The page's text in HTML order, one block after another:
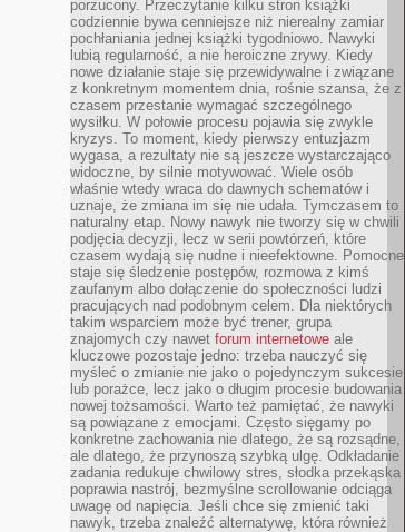
porzucony. Przeczytanie kilku stron książki
codziennie bywa cenniejsze niż nierealny zamiar
pochłaniania jednej książki tygodniowo. Nawyki
lubią regularność, a nie heroiczne zrywy. Kiedy
nowe działanie staje się przewidywalne i związane
z konkretnym momentem dnia, rośnie szansa, że z
czasem przestanie wymagać szczególnego
wysiłku. W połowie procesu pojawia się zwykle
kryzys. To moment, kiedy pierwszy entuzjazm
wygasa, a rezultaty nie są jeszcze wystarczająco
widoczne, by silnie motywować. Wiele osób
właśnie wtedy wraca do dawnych schematów i
uznaje, że zmiana im się nie udała. Tymczasem to
naturalny etap. Nowy nawyk nie tworzy się w chwili
podjęcia decyzji, lecz w serii powtórzeń, które
czasem wydają się nudne i nieefektowne. Pomocne
staje się śledzenie postępów, rozmowa z kimś
zaufanym albo dołączenie do społeczności ludzi
pracujących nad podobnym celem. Dla niektórych
takim wsparciem może być trener, grupa
znajomych czy nawet forum internetowe ale
kluczowe pozostaje jedno: trzeba nauczyć się
myśleć o zmianie nie jako o pojedynczym sukcesie
lub porażce, lecz jako o długim procesie budowania
nowej tożsamości. Warto też pamiętać, że nawyki
są powiązane z emocjami. Często sięgamy po
konkretne zachowania nie dlatego, że są rozsądne,
ale dlatego, że przynoszą szybką ulgę. Odkładanie
zadania redukuje chwilowy stres, słodka przekąska
poprawia nastrój, bezmyślne scrollowanie odciąga
uwagę od napięcia. Jeśli chce się zmienić taki
nawyk, trzeba znaleźć alternatywę, która również